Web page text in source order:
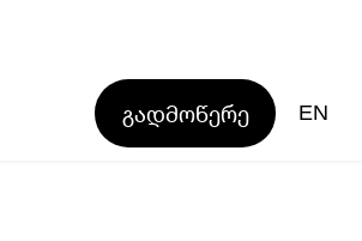
გადმოწერე EN